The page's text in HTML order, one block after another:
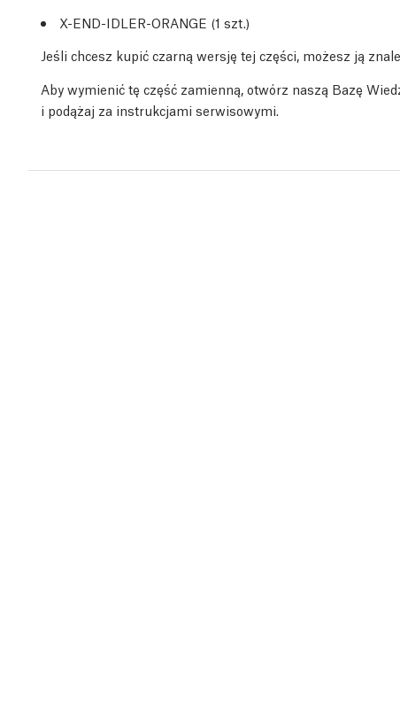
X-END-IDLER-ORANGE (1 szt.)
Jeśli chcesz kupić czarną wersję tej części, możesz ją
Aby wymienić tę część zamienną, otwórz naszą Bazę
i podążaj za instrukcjami serwisowymi.